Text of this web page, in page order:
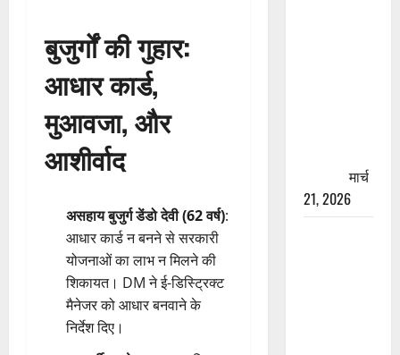
बुजुर्गों की गुहार:
आधार कार्ड,
मुआवजा, और
आशीर्वाद
असहाय बुजुर्ग डेंडो देवी (62 वर्ष):
आधार कार्ड न बनने से सरकारी
योजनाओं का लाभ न मिलने की
शिकायत। DM ने ई-डिस्ट्रिक्ट
मैनेजर को आधार बनवाने के
निर्देश दिए।
मार्च
21, 2026